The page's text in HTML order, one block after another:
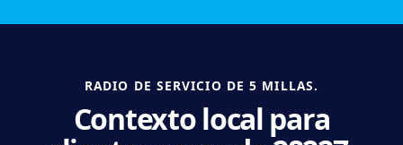
RADIO DE SERVICIO DE 5 MILLAS.
Contexto local para